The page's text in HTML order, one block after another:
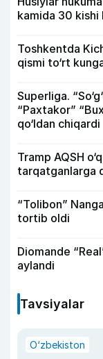
kamida 30 kishi
Toshkentda
qismi to‘rt
Superliga.
“Paxtakor”
qo‘ldan chiqardi
Tramp AQSH
tarqatganlarga
“Tolibon”
tortib oldi
Diomande
aylandi
Tavsiyalar
O‘zbekiston